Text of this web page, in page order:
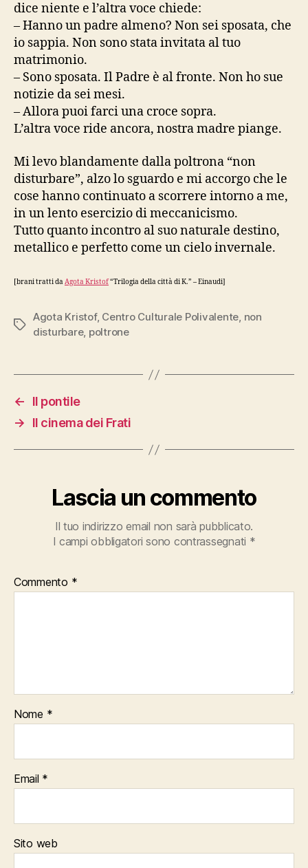
dice niente e l’altra voce chiede:
– Hanno un padre almeno? Non sei sposata, che
io sappia. Non sono stata invitata al tuo
matrimonio.
– Sono sposata. Il Padre è al fronte. Non ho sue
notizie da sei mesi.
– Allora puoi farci una croce sopra.
L’altra voce ride ancora, nostra madre piange.
Mi levo blandamente dalla poltrona “non
disturbare”, alzo lo sguardo e mi accorgo che le
cose hanno continuato a scorrere intorno a me,
in un lento esercizio di meccanicismo.
Tutto quanto incontro al suo naturale destino,
metallico e perfetto come un cielo invernale.
[brani tratti da Agota Kristof“Trilogia della città di K.” – Einaudi]
Tag
Agota Kristof, Centro Culturale Polivalente, non
disturbare, poltrone
←
Il pontile
→
Il cinema dei Frati
Lascia un commento
Il tuo indirizzo email non sarà pubblicato.
I campi obbligatori sono contrassegnati *
Commento *
Nome *
Email *
Sito web